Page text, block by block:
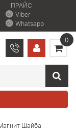
ПРАЙС
Viber
Whatsapp
0
Шайба